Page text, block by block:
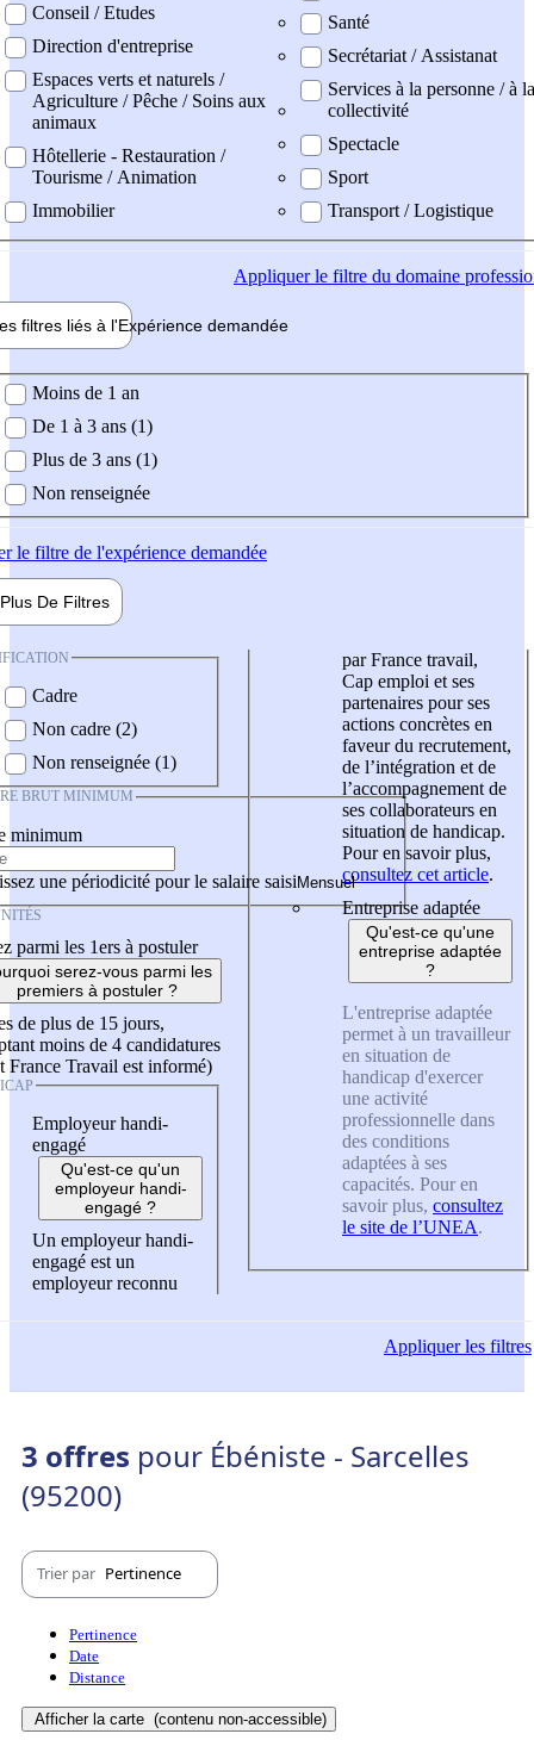
Conseil / Etudes
Direction d'entreprise
Espaces verts et naturels /
Agriculture / Pêche / Soins aux
animaux
Hôtellerie - Restauration /
Tourisme / Animation
Immobilier
Santé
Secrétariat / Assistanat
Services à la personne / à la
collectivité
Spectacle
Sport
Transport / Logistique
Appliquerle filtre du domaine
filtres liés à l'Expérience demandée
demandée
Moins de 1 an
De 1 à 3 ans (1)
Plus de 3 ans (1)
Non renseignée
le filtre de l'expérience demandée
Plus De Filtres
Cadre
Non cadre (2)
Non renseignée (1)
BRUT MINIMUM
minimum
une périodicité pour le salaire saisi
parmi les 1ers à postuler
serez-vous parmi les
premiers à postuler ?
de plus de 15 jours,
moins de 4 candidatures
France Travail est informé)
Employeur handi-
engagé
Qu'est-ce qu'un
employeur handi-
engagé ?
Un employeur handi-
engagé est un
employeur reconnu
par France travail,
Cap emploi et ses
partenaires pour ses
actions concrètes en
faveur du recrutement,
de l’intégration et de
l’accompagnement de
ses collaborateurs en
situation de handicap.
Pour en savoir plus,
consultez cet article.
Entreprise adaptée
Qu'est-ce qu'une
entreprise adaptée
?
L'entreprise adaptée
permet à un travailleur
en situation de
handicap d'exercer
une activité
professionnelle dans
des conditions
adaptées à ses
capacités. Pour en
savoir plus, consultez
le site de l’UNEA.
Appliquerles filtres
3 offres pour Ébéniste - Sarcelles
(95200)
Trier par Pertinence
Pertinence
Date
Distance
Afficher la carte (contenu non-accessible)